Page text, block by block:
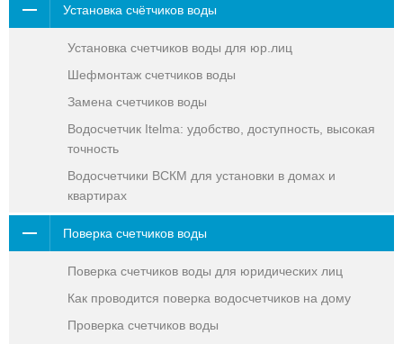
Установка счётчиков воды
Установка счетчиков воды для юр.лиц
Шефмонтаж счетчиков воды
Замена счетчиков воды
Водосчетчик Itelma: удобство, доступность, высокая
точность
Водосчетчики ВСКМ для установки в домах и
квартирах
Поверка счетчиков воды
Поверка счетчиков воды для юридических лиц
Как проводится поверка водосчетчиков на дому
Проверка счетчиков воды